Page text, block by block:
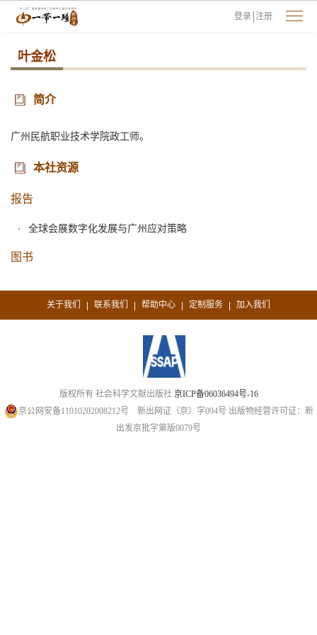
登录 注册
叶金松
简介
广州民航职业技术学院政工师。
本社资源
报告
全球会展数字化发展与广州应对策略
图书
关于我们 | 联系我们 | 帮助中心 | 定制服务 | 加入我们
版权所有 社会科学文献出版社 京ICP备06036494号-16
京公网安备11010202008212号 新出网证（京）字094号 出版物经营许可证：新
出发京批字第版0079号